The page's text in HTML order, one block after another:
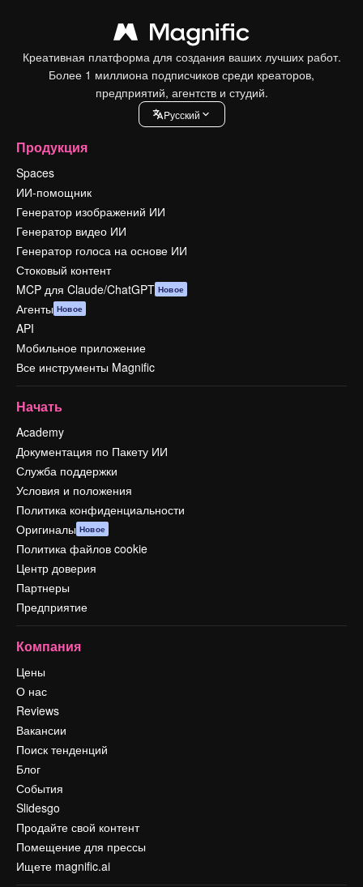
Креативная платформа для создания ваших лучших работ.
Более 1 миллиона подписчиков среди креаторов,
предприятий, агентств и студий.
Pусский
Продукция
Spaces
ИИ-помощник
Генератор изображений ИИ
Генератор видео ИИ
Генератор голоса на основе ИИ
Стоковый контент
MCP для Claude/ChatGPT Новое
Агенты Новое
API
Мобильное приложение
Все инструменты Magnific
Начать
Academy
Документация по Пакету ИИ
Служба поддержки
Условия и положения
Политика конфиденциальности
Оригиналы Новое
Политика файлов cookie
Центр доверия
Партнеры
Предприятие
Компания
Цены
О нас
Reviews
Вакансии
Поиск тенденций
Блог
События
Slidesgo
Продайте свой контент
Помещение для прессы
Ищете magnific.ai